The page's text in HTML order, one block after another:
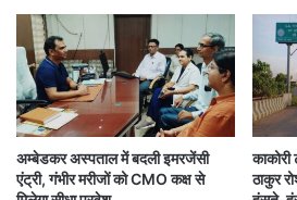
लों
न
ता
दे
र
ही
र
ब
सं
ती
से
भा
री
मा
अम्बेडकर अस्पताल में बदली इमरजेंसी
एंट्री, गंभीर मरीजों को CMO कक्ष से
ठाकुर